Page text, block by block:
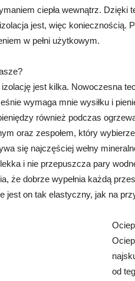
ciepła wewnątrz.
jest, więc koniecznością.
w pełni użytkowym.
jest kilka. Nowoczesna
wymaga mnie wysiłku i
również podczas
oraz zespołem, który
się najczęściej wełny
i nie przepuszcza pary
że dobrze wypełnia każdą
jest on tak elastyczny, jak na
od